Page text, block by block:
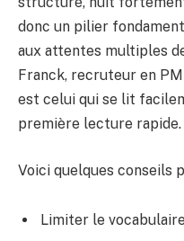
donc un pilier
aux attentes multiples
Franck, recruteur en
est celui qui se lit
première lecture
Voici quelques conseils
Limiter le